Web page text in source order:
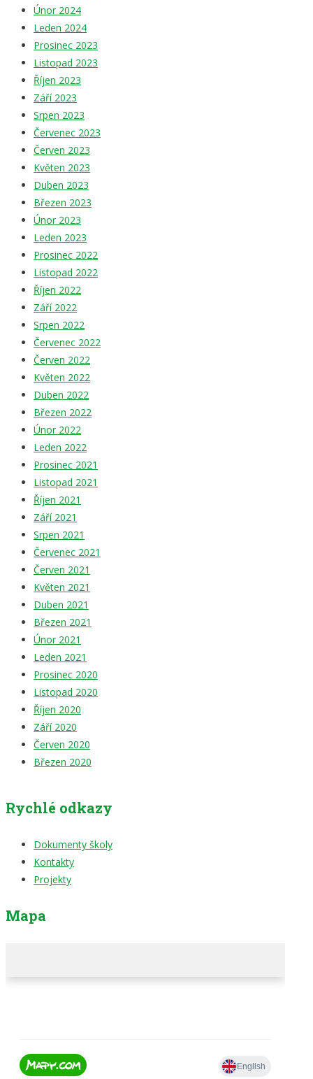
Únor 2024
Leden 2024
Prosinec 2023
Listopad 2023
Říjen 2023
Září 2023
Srpen 2023
Červenec 2023
Červen 2023
Květen 2023
Duben 2023
Březen 2023
Únor 2023
Leden 2023
Prosinec 2022
Listopad 2022
Říjen 2022
Září 2022
Srpen 2022
Červenec 2022
Červen 2022
Květen 2022
Duben 2022
Březen 2022
Únor 2022
Leden 2022
Prosinec 2021
Listopad 2021
Říjen 2021
Září 2021
Srpen 2021
Červenec 2021
Červen 2021
Květen 2021
Duben 2021
Březen 2021
Únor 2021
Leden 2021
Prosinec 2020
Listopad 2020
Říjen 2020
Září 2020
Červen 2020
Březen 2020
Rychlé odkazy
Dokumenty školy
Kontakty
Projekty
Mapa